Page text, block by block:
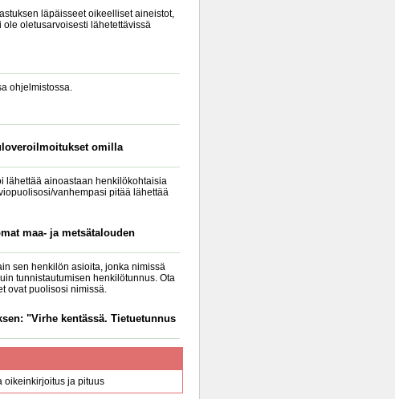
läpäisseet oikeelliset aineistot,
oletusarvoisesti lähetettävissä
ohjelmistossa.
omilla
lähettää ainoastaan henkilökohtaisia
vanhempasi pitää lähettää
maa- ja metsätalouden
sen henkilön asioita, jonka nimissä
tunnistautumisen henkilötunnus. Ota
ovat puolisosi nimissä.
"Virhe kentässä. Tietuetunnus
oikeinkirjoitus ja pituus